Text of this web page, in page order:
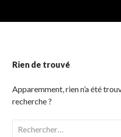
Rien de trouvé
Apparemment, rien n’a été
recherche ?
Rechercher :